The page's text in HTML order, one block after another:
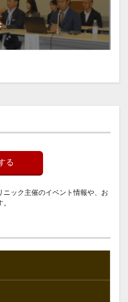
る
ック主催のイベント情報や、お